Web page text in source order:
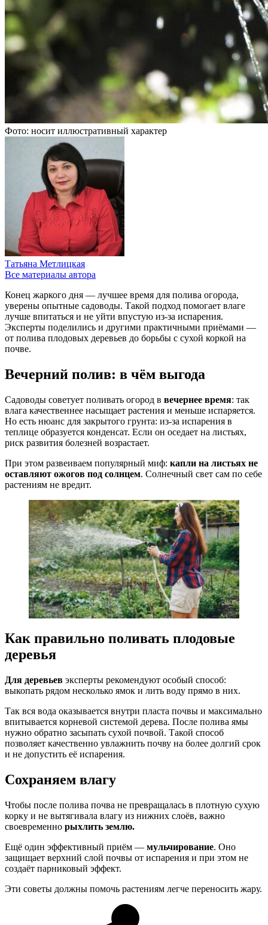
Фото: носит иллюстративный характер
Татьяна Метлицкая
Все материалы автора
Конец жаркого дня — лучшее время для полива огорода,
уверены опытные садоводы. Такой подход помогает влаге
лучше впитаться и не уйти впустую из‑за испарения.
Эксперты поделились и другими практичными приёмами —
от полива плодовых деревьев до борьбы с сухой коркой на
почве.
Вечерний полив: в чём выгода
Садоводы советует поливать огород в вечернее время: так
влага качественнее насыщает растения и меньше испаряется.
Но есть нюанс для закрытого грунта: из‑за испарения в
теплице образуется конденсат. Если он оседает на листьях,
риск развития болезней возрастает.
При этом развеиваем популярный миф: капли на листьях не
оставляют ожогов под солнцем. Солнечный свет сам по себе
растениям не вредит.
Как правильно поливать плодовые
деревья
Для деревьев эксперты рекомендуют особый способ:
выкопать рядом несколько ямок и лить воду прямо в них.
Так вся вода оказывается внутри пласта почвы и максимально
впитывается корневой системой дерева. После полива ямы
нужно обратно засыпать сухой почвой. Такой способ
позволяет качественно увлажнить почву на более долгий срок
и не допустить её испарения.
Сохраняем влагу
Чтобы после полива почва не превращалась в плотную сухую
корку и не вытягивала влагу из нижних слоёв, важно
своевременно рыхлить землю.
Ещё один эффективный приём — мульчирование. Оно
защищает верхний слой почвы от испарения и при этом не
создаёт парниковый эффект.
Эти советы должны помочь растениям легче переносить жару.